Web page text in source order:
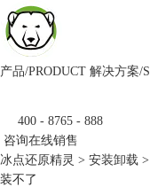
产品/PRODUCT 解决方案/
400 - 8765 - 888
咨询在线销售
冰点还原精灵 > 安装卸载
装不了